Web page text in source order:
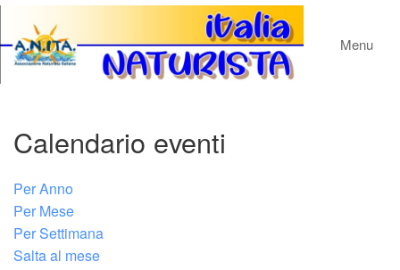
Menu
Calendario eventi
Per Anno
Per Mese
Per Settimana
Salta al mese